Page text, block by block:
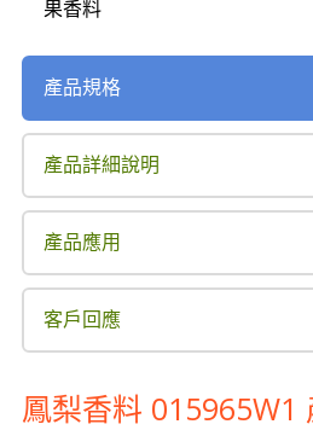
果香料
產品規格
產品詳細說明
產品應用
客戶回應
鳳梨香料 015965W1